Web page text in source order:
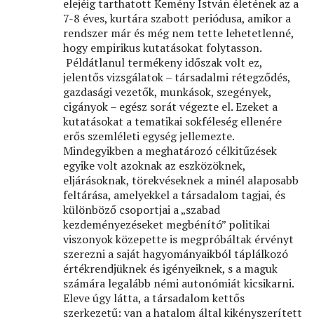
elejéig tarthatott Kemény István életének az a
7-8 éves, kurtára szabott periódusa, amikor a
rendszer már és még nem tette lehetetlenné,
hogy empirikus kutatásokat folytasson.
Példátlanul termékeny időszak volt ez,
jelentős vizsgálatok – társadalmi rétegződés,
gazdasági vezetők, munkások, szegények,
cigányok – egész sorát végezte el. Ezeket a
kutatásokat a tematikai sokféleség ellenére
erős szemléleti egység jellemezte.
Mindegyikben a meghatározó célkitűzések
egyike volt azoknak az eszközöknek,
eljárásoknak, törekvéseknek a minél alaposabb
feltárása, amelyekkel a társadalom tagjai, és
különböző csoportjai a „szabad
kezdeményezéseket megbénító” politikai
viszonyok közepette is megpróbáltak érvényt
szerezni a saját hagyományaikból táplálkozó
értékrendjüknek és igényeiknek, s a maguk
számára legalább némi autonómiát kicsikarni.
Eleve úgy látta, a társadalom kettős
szerkezetű: van a hatalom által kikényszerített